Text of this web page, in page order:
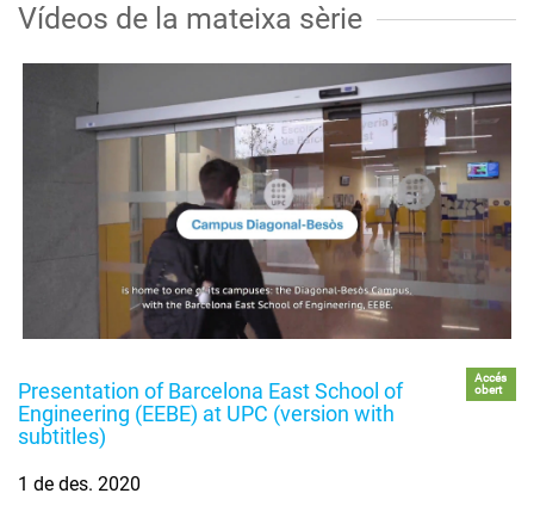
Vídeos de la mateixa sèrie
Presentation of Barcelona East School of
Engineering (EEBE) at UPC (version with
subtitles)
Accés
obert
1 de des. 2020